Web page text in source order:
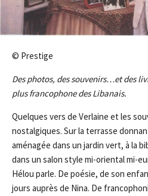
© Prestige
Des photos, des souvenirs…et des
plus francophone des Libanais.
Quelques vers de Verlaine et les
nostalgiques. Sur la terrasse
aménagée dans un jardin vert, à la
dans un salon style mi-oriental mi-
Hélou parle. De poésie, de son
jours auprès de Nina. De